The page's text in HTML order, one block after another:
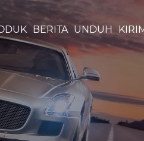
BERITA UNDUH